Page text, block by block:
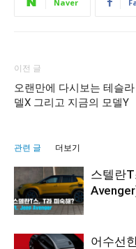
Naver
이전 글
오랜만에 다시보는 테슬
델X 그리고 지금의 모델Y
관련 글 더보기
스텔란
어수선